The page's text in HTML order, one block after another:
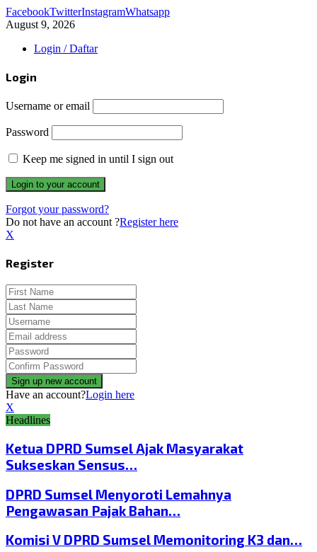
FacebookTwitterInstagramWhatsapp
August 9, 2026
Login / Daftar
Login
Username or email
Password
Keep me signed in until I sign out
Forgot your password?
Do not have an account ?Register here
X
Register
Have an account?Login here
X
Headlines
Ketua DPRD Sumsel Ajak Masyarakat
Sukseskan Sensus…
DPRD Sumsel Menyoroti Lemahnya
Pengawasan Pajak Bahan…
Komisi V DPRD Sumsel Memonitoring K3 dan…